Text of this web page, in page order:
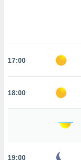
En
17:00
18:00
19:00